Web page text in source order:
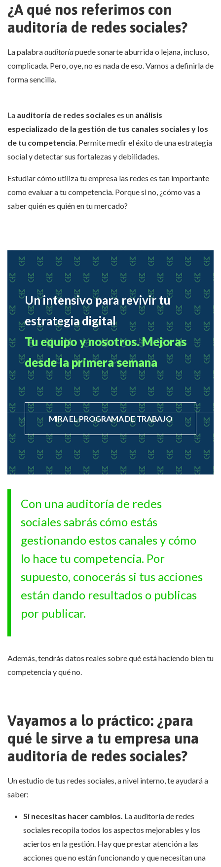
¿A qué nos referimos con
auditoría de redes sociales?
La palabraauditoríapuede sonarte aburrida o lejana, incluso,
complicada. Pero, oye, no es nada de eso. Vamos a definirla de
forma sencilla.
La auditoría de redes sociales es un análisis
especializado de la gestión de tus canales sociales y los
de tu competencia . Permite medir el éxito de una estrategia
social y detectar sus fortalezas y debilidades.
Estudiar cómo utiliza tu empresa las redes es tan importante
como evaluar a tu competencia. Porque si no, ¿cómo vas a
saber quién es quién en tu mercado?
Un intensivo para revivir tu
estrategia digital
Tu equipo y nosotros. Mejoras
desde la primera semana
MIRA EL PROGRAMA DE TRABAJO
Con una auditoría de redes
sociales sabrás cómo estás
gestionando estos canales y cómo
lo hace tu competencia. Por
supuesto, conocerás si tus acciones
están dando resultados o publicas
por publicar.
Además, tendrás datos reales sobre qué está haciendo bien tu
competencia y qué no.
Vayamos a lo práctico: ¿para
qué le sirve a tu empresa una
auditoría de redes sociales?
Un estudio de tus redes sociales, a nivel interno, te ayudará a
saber:
Si necesitas hacer cambios. La auditoría de redes
sociales recopila todos los aspectos mejorables y los
aciertos en la gestión. Hay que prestar atención a las
acciones que no están funcionando y que necesitan una